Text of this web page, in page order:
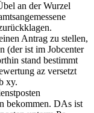
an der Wurzel
Antrag zu stellen,
(der ist im Jobcenter
stand bestimmt
az versetzt
xy.
bekommen. DAs ist